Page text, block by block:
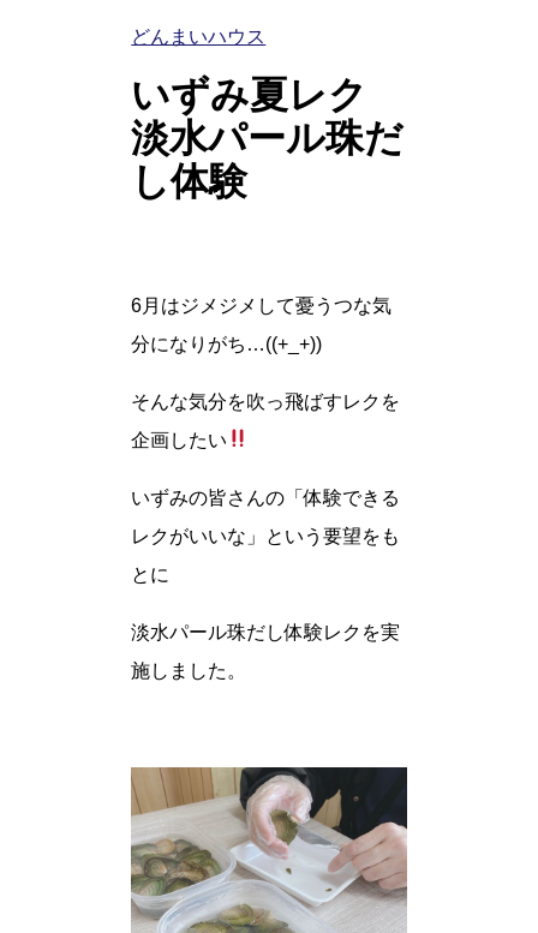
どんまいハウス
いずみ夏レク
淡水パール珠だ
し体験
6月はジメジメして憂うつな気
分になりがち…((+_+))
そんな気分を吹っ飛ばすレクを
企画したい
いずみの皆さんの「体験できる
レクがいいな」という要望をも
とに
淡水パール珠だし体験レクを実
施しました。